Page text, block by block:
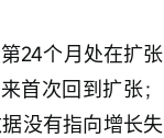
24个月处在扩张
首次回到扩张；
没有指向增长失